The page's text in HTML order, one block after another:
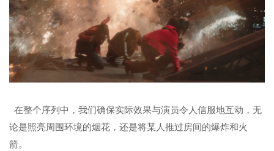
在整个序列中，我们确保实际效果与演员令人信服地互动，无
论是照亮周围环境的烟花，还是将某人推过房间的爆炸和火
箭。